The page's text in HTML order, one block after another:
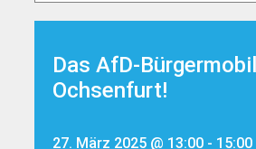
Das AfD-
Ochsenfurt!
27. März 2025 @ 13:00 - 15:00